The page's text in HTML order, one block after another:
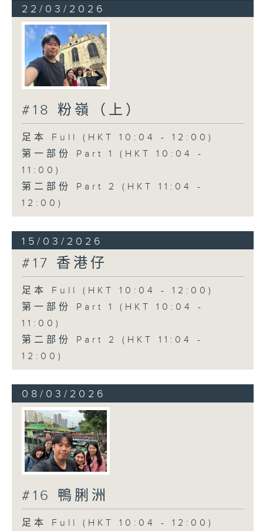
22/03/2026
#18 粉嶺（上）
足本 Full (HKT 10:04 - 12:00)
第一部份 Part 1 (HKT 10:04 -
11:00)
第二部份 Part 2 (HKT 11:04 -
12:00)
15/03/2026
#17 香港仔
足本 Full (HKT 10:04 - 12:00)
第一部份 Part 1 (HKT 10:04 -
11:00)
第二部份 Part 2 (HKT 11:04 -
12:00)
08/03/2026
#16 鴨脷洲
足本 Full (HKT 10:04 - 12:00)